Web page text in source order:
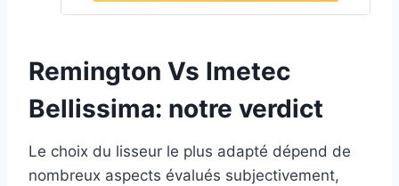
Remington Vs Imetec
Bellissima: notre verdict
Le choix du lisseur le plus adapté dépend de
nombreux aspects évalués subjectivement,